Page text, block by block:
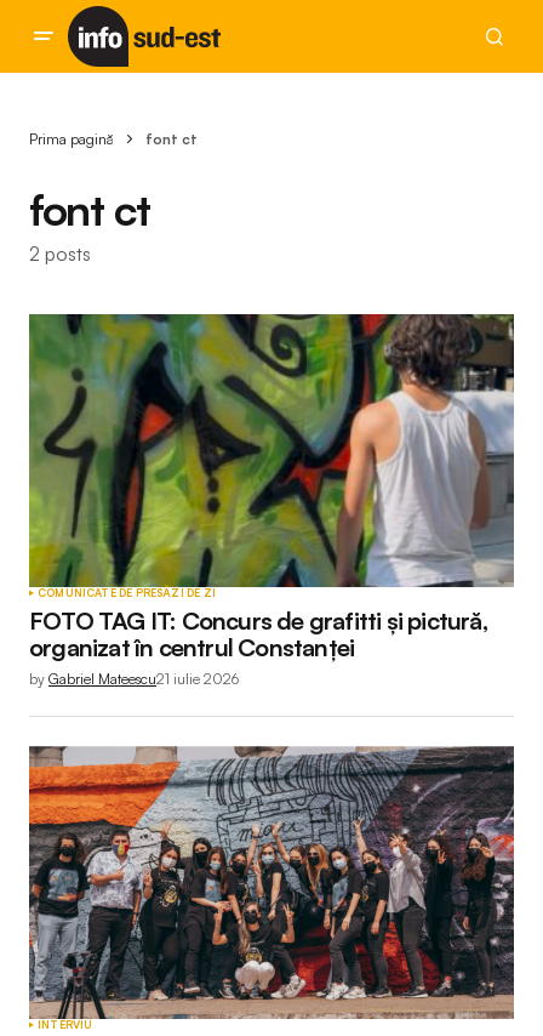
Prima pagină font ct
font ct
2 posts
COMUNICATE DE PRESĂZI DE ZI
FOTO TAG IT: Concurs de grafitti și pictură,
organizat în centrul Constanței
by Gabriel Mateescu21 iulie 2026
INTERVIU